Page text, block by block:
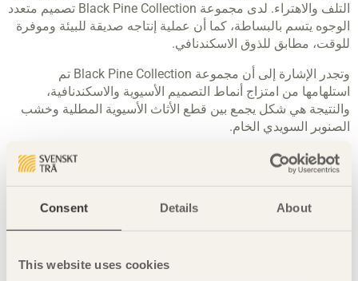
Consent Details About
This website uses cookies
التلف والاهتراء. لدى مجموعة Black Pine Collection تصميم متعدد
الوجوه يتسم بالبساطة، كما أن عملية إنتاجه صديقة للبيئة وموفرة
للوقت، مطابق للذوق الاسكندنافي.
وتجدر الإشارة إلى أن مجموعة Black Pine Collection تم
استلهامها من امتزاج أنماط التصميم الأسيوية والاسكندنافية،
والنتيجة هي شكل يجمع بين قطع الأثاث الأسيوية المطلية وخشب
الصنوبر السويدي الخام.
تتألف المجموعة من كرسي ومقعد، مصممين لكي يتم استخدامهما
معاً أو استخدام كلٌ على حده. وتجدر الإشارة إلى أن قطع الأثاث
غرف الجلوس ووحدات التخزين.